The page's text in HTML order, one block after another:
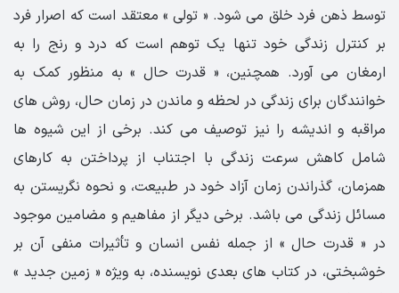
توسط ذهن فرد خلق می شود. « تولی » معتقد است که اصرار فرد
بر کنترل زندگی خود تنها یک توهم است که درد و رنج را به
ارمغان می آورد. همچنین، « قدرت حال » به منظور کمک به
خوانندگان برای زندگی در لحظه و ماندن در زمان حال، روش های
مراقبه و اندیشه را نیز توصیف می کند. برخی از این شیوه ها
شامل کاهش سرعت زندگی با اجتناب از پرداختن به کارهای
همزمان، گذراندن زمان آزاد خود در طبیعت، و نحوه نگریستن به
مسائل زندگی می باشد. برخی دیگر از مفاهیم و مضامین موجود
در « قدرت حال » از جمله نفس انسان و تأثیرات منفی آن بر
خوشبختی، در کتاب های بعدی نویسنده، به ویژه « زمین جدید »